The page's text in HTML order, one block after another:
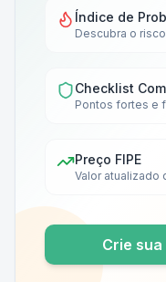
Índice de
Descubra o
Checklist
Pontos fortes e
Preço FIPE
Valor atualizado
Crie